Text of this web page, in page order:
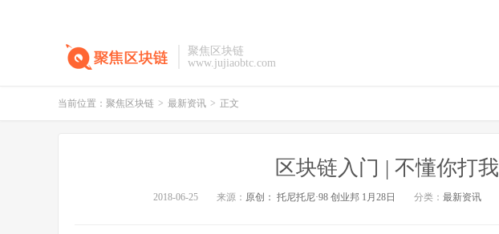
聚焦区块链
www.jujiaobtc.com
当前位置： 聚焦区块链 > 最新资讯 > 正文
区块链入门 | 不懂你打我
2018-06-25 来源： 原创： 托尼托尼·98 创业邦 1月28日 分类： 最新资讯